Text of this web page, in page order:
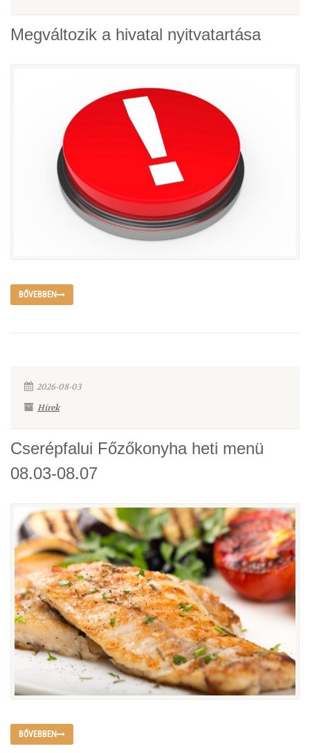
Megváltozik a hivatal nyitvatartása
BŐVEBBEN
2026-08-03
Hírek
Cserépfalui Főzőkonyha heti menü
08.03-08.07
BŐVEBBEN